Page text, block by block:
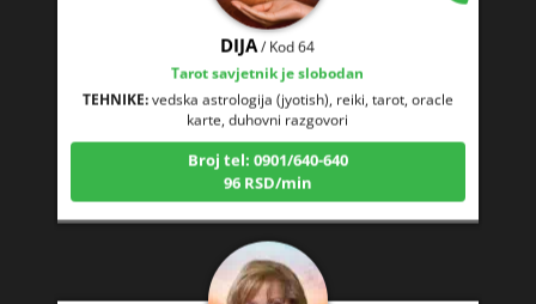
DIJA/ Kod 64
Tarot savjetnik je slobodan
vedska astrologija (jyotish), reiki, tarot, oracle
karte, duhovni razgovori
Broj tel: 0901/640-640
96 RSD/min